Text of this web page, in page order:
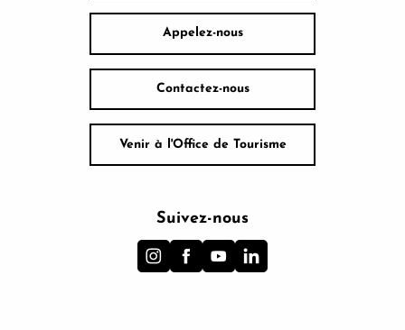
Appelez-nous
Contactez-nous
Venir à l'Office de Tourisme
Suivez-nous